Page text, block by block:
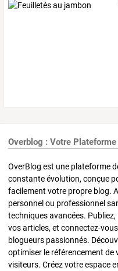
Overblog : Votre
OverBlog est une plateforme
constante évolution, conçue
facilement votre propre blog.
personnel ou professionnel
techniques avancées.
vos articles, et connectez-
blogueurs passionnés.
optimiser le référencement
visiteurs. Créez votre espace